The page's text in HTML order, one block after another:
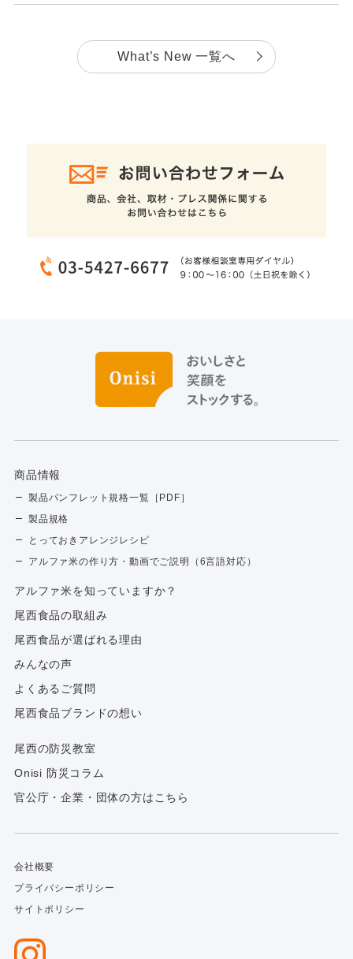
What’s New 一覧へ
商品情報
製品パンフレット規格一覧［PDF］
製品規格
とっておきアレンジレシピ
アルファ米の作り方・動画でご説明（6言語対応）
アルファ⽶を知っていますか？
尾西食品の取組み
尾西食品が選ばれる理由
みんなの声
よくあるご質問
尾西食品ブランドの想い
尾西の防災教室
Onisi 防災コラム
官公庁・企業・団体の方はこちら
会社概要
プライバシーポリシー
サイトポリシー